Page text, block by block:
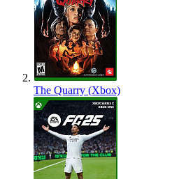
The Quarry (Xbox)